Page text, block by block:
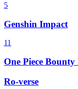
5
Genshin Impact
11
One Piece Bounty
Ro-verse